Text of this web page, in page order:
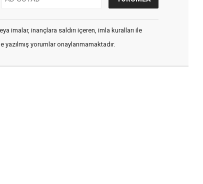
imalar, inançlara saldırı içeren, imla kuralları ile
yazılmış yorumlar onaylanmamaktadır.